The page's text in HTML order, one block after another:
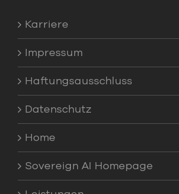
Karriere
Impressum
Haftungsausschluss
Datenschutz
Home
Sovereign AI Homepage